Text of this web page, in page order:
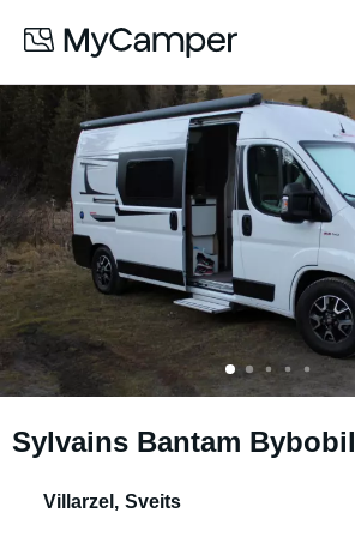
Sylvains Bantam Bybobil
Villarzel , Sveits